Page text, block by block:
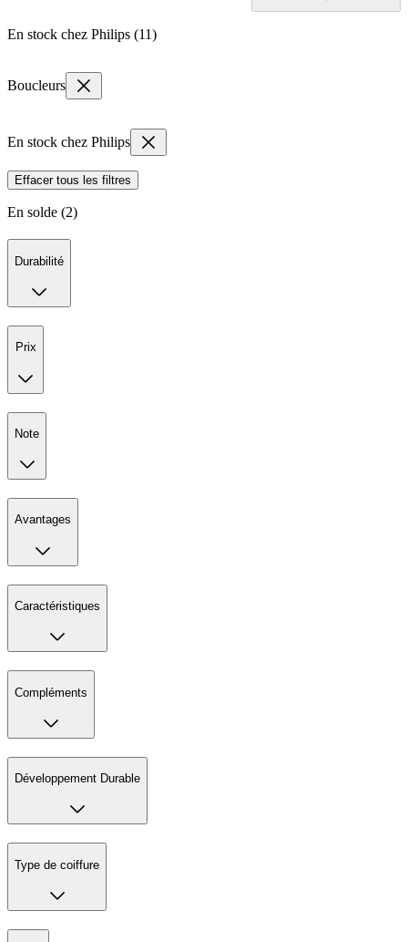
En stock chez Philips (11)
Boucleurs
En stock chez Philips
Effacer tous les filtres
En solde (2)
Durabilité
Prix
Note
Avantages
Caractéristiques
Compléments
Développement Durable
Type de coiffure